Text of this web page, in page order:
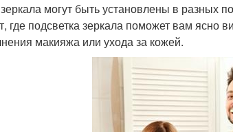
могут быть установлены в
где подсветка зеркала поможет вам ясно
макияжа или ухода за кожей.